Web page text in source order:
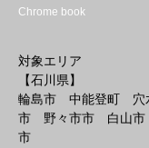
Chrome book
対象エリア
【石川県】
輪島市 中能登町
市 野々市市 白山
市